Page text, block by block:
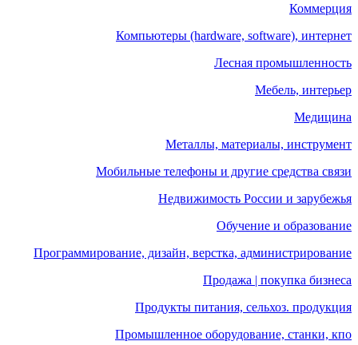
Коммерция
Компьютеры (hardware, software), интернет
Лесная промышленность
Мебель, интерьер
Медицина
Металлы, материалы, инструмент
Мобильные телефоны и другие средства связи
Недвижимость России и зарубежья
Обучение и образование
Программирование, дизайн, верстка, администрирование
Продажа | покупка бизнеса
Продукты питания, сельхоз. продукция
Промышленное оборудование, станки, кпо